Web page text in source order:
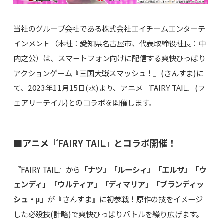
当社のグループ会社である株式会社エイチームエンターテ
インメント（本社：愛知県名古屋市、代表取締役社長：中
内之公）は、スマートフォン向けに配信する爽快ひっぱり
アクションゲーム『三国大戦スマッシュ！』(さんすま)に
て、2023年11月15日(水)より、アニメ『FAIRY TAIL』(フ
ェアリーテイル)とのコラボを開催します。
■アニメ『FAIRY TAIL』とコラボ開催！
『FAIRY TAIL』から 「ナツ」「ルーシィ」「エルザ」「ウ
ェンディ」「ウルティア」「ディマリア」「ブランディッ
シュ・μ」 が『さんすま』に初参戦！原作の技をイメージ
した必殺技(計略)で爽快ひっぱりバトルを繰り広げます。